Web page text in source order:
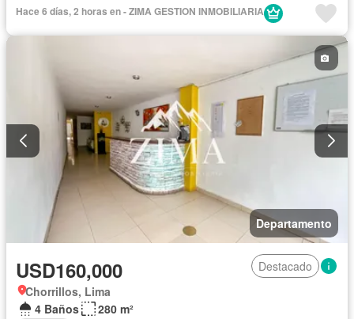
Hace 6 días, 2 horas en - ZIMA GESTION INMOBILIARIA
Departamento
USD160,000
Destacado
Chorrillos, Lima
4 Baños
280 m²